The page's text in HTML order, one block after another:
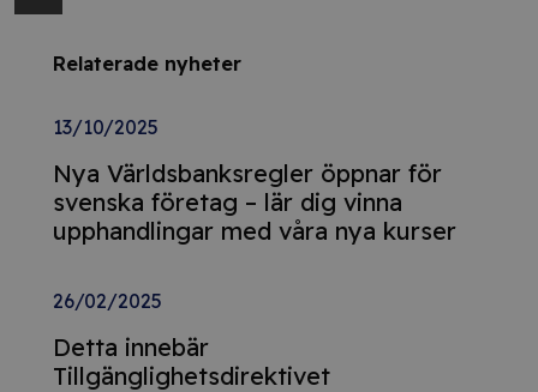
Relaterade nyheter
13/10/2025
Nya Världsbanksregler öppnar för
svenska företag – lär dig vinna
upphandlingar med våra nya kurser
26/02/2025
Detta innebär
Tillgänglighetsdirektivet